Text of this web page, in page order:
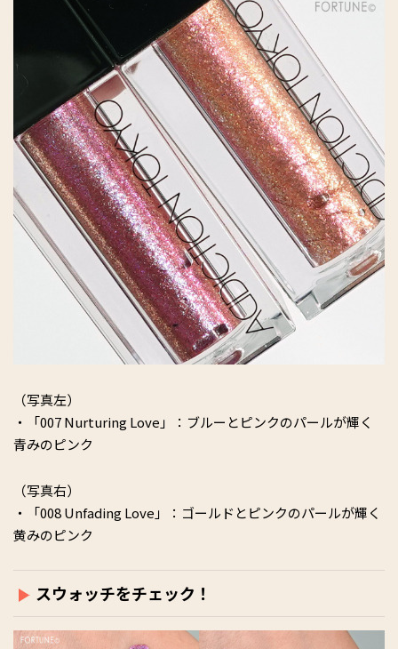
（写真左）
・「007 Nurturing Love」：ブルーとピンクのパールが輝く
青みのピンク
（写真右）
・「008 Unfading Love」：ゴールドとピンクのパールが輝く
黄みのピンク
スウォッチをチェック！